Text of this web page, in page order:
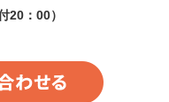
20：00）